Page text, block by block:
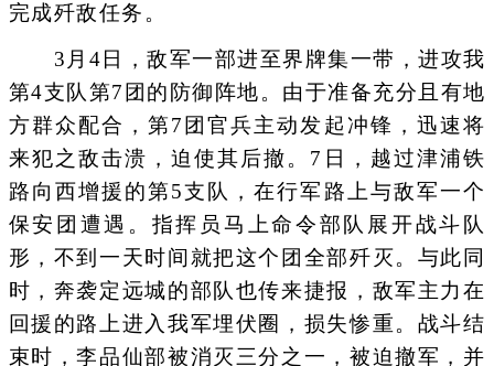
完成歼敌任务。
3月4日，敌军一部进至界牌集一带，进攻我
第4支队第7团的防御阵地。由于准备充分且有地
方群众配合，第7团官兵主动发起冲锋，迅速将
来犯之敌击溃，迫使其后撤。7日，越过津浦铁
路向西增援的第5支队，在行军路上与敌军一个
保安团遭遇。指挥员马上命令部队展开战斗队
形，不到一天时间就把这个团全部歼灭。与此同
时，奔袭定远城的部队也传来捷报，敌军主力在
回援的路上进入我军埋伏圈，损失惨重。战斗结
束时，李品仙部被消灭三分之一，被迫撤军，并